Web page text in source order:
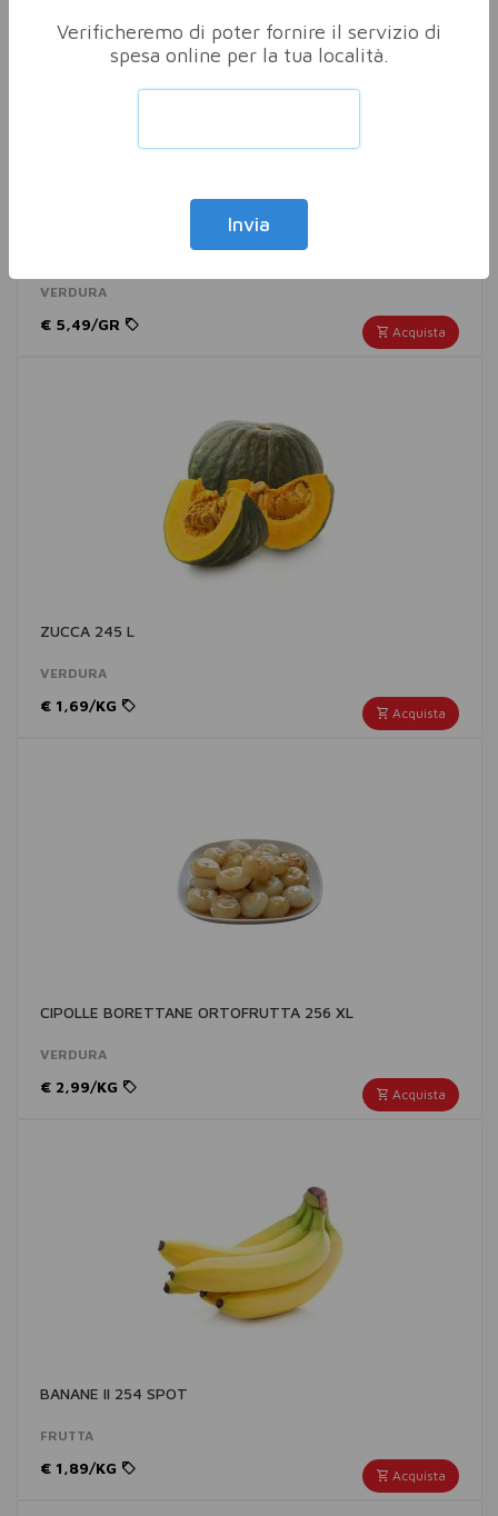
ZUCCA HALLOWEEN XL
VERDURA
Acquista
€ 5,49/GR
ZUCCA 245 L
VERDURA
Acquista
€ 1,69/KG
CIPOLLE BORETTANE ORTOFRUTTA 256 XL
VERDURA
Acquista
€ 2,99/KG
BANANE II 254 SPOT
FRUTTA
Acquista
€ 1,89/KG
Verificheremo di poter fornire il servizio di
spesa online per la tua località.
Invia